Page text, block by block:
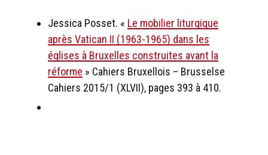
Jessica Posset. « Le mobilier liturgique
après Vatican II (1963-1965) dans les
églises à Bruxelles construites avant la
réforme » Cahiers Bruxellois – Brusselse
Cahiers 2015/1 (XLVII), pages 393 à 410.